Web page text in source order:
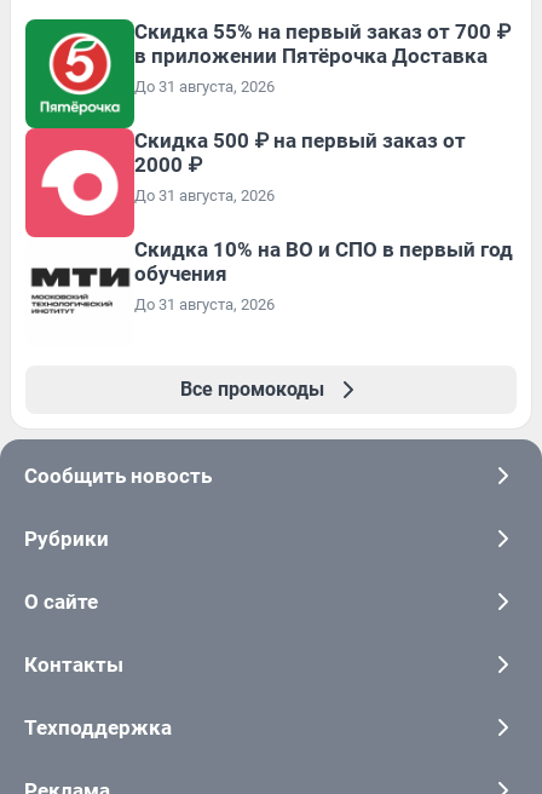
Скидка 55% на первый заказ от 700 ₽
в приложении Пятёрочка Доставка
До 31 августа, 2026
Скидка 500 ₽ на первый заказ от
2000 ₽
До 31 августа, 2026
Скидка 10% на ВО и СПО в первый год
обучения
До 31 августа, 2026
Все промокоды
Сообщить новость
Рубрики
О сайте
Контакты
Техподдержка